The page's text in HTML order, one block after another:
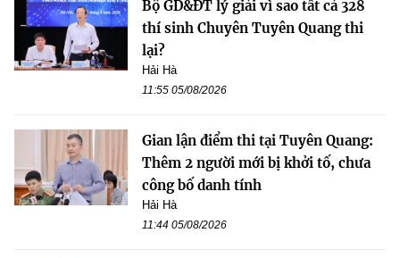
Bộ GD&ĐT lý giải vì sao tất cả 328
thí sinh Chuyên Tuyên Quang thi
lại?
Hải Hà
11:55 05/08/2026
Gian lận điểm thi tại Tuyên Quang:
Thêm 2 người mới bị khởi tố, chưa
công bố danh tính
Hải Hà
11:44 05/08/2026